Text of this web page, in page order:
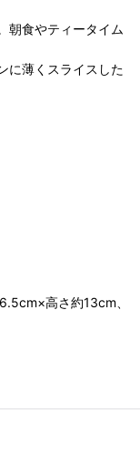
朝食やティータイム
に薄くスライスした
高さ約13cm、